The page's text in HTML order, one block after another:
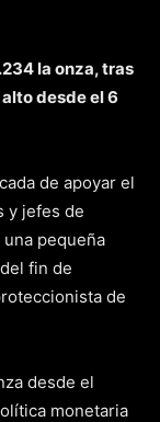
la onza, tras
desde el 6
de apoyar el
y jefes de
pequeña
fin de
de
desde el
monetaria